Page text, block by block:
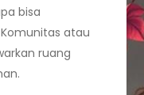
bisa
atau
ruang